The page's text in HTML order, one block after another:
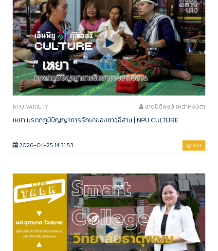
NPU VARIETY นายปิติพงษ์ เหล่าหงษ์สา
เหยา มรดกภูมิปัญญาการรักษาของชาวอีสาน | NPU CULTURE
2026-04-25 14:31:53 369